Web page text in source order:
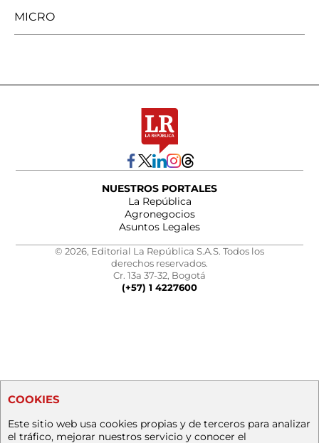
MICRO
NUESTROS PORTALES
La República
Agronegocios
Asuntos Legales
© 2026, Editorial La República S.A.S. Todos los
derechos reservados.
Cr. 13a 37-32, Bogotá
(+57) 1 4227600
COOKIES
Este sitio web usa cookies propias y de terceros para analizar
el tráfico, mejorar nuestros servicio y conocer el